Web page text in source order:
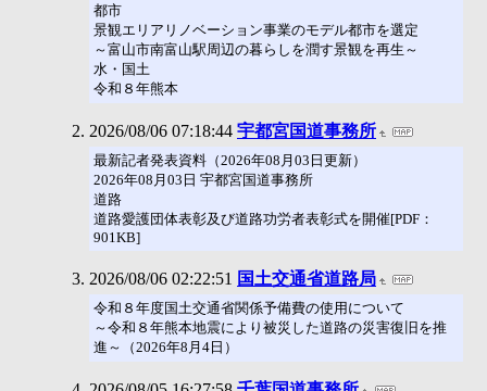
都市
景観エリアリノベーション事業のモデル都市を選定
～富山市南富山駅周辺の暮らしを潤す景観を再生～
水・国土
令和８年熊本
2026/08/06 07:18:44 宇都宮国道事務所
最新記者発表資料（2026年08月03日更新）
2026年08月03日 宇都宮国道事務所
道路
道路愛護団体表彰及び道路功労者表彰式を開催[PDF：
901KB]
2026/08/06 02:22:51 国土交通省道路局
令和８年度国土交通省関係予備費の使用について
～令和８年熊本地震により被災した道路の災害復旧を推
進～（2026年8月4日）